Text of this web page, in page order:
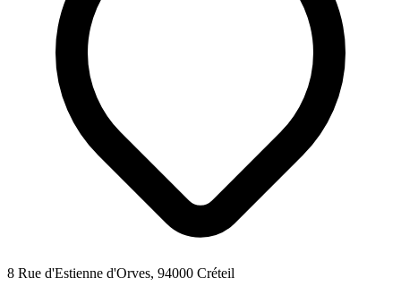
8 Rue d'Estienne d'Orves, 94000 Créteil